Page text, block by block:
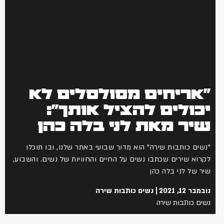
"אריחים מסולסלים לא
יכולים להציל אותך":
שיר מאת לני בלה כהן
"נשים כותבות שירה" הוא מדור שבועי באתר שלנו, ובו תוכלו
לקרוא שירים שכתבו נשים על החיים והחוויות של נשים. והשבוע,
שיר של לני בלה כהן
נובמבר 12, 2021
נשים כותבות שירה
נשים כותבות שירה